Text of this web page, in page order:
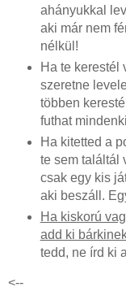
ahányukkal
aki már nem
nélkül!
Ha te kerestél
szeretne
többen
futhat
Ha kitetted a
te sem találtál
csak egy kis
aki beszáll.
Ha kiskorú
add ki
tedd, ne írd ki
<--